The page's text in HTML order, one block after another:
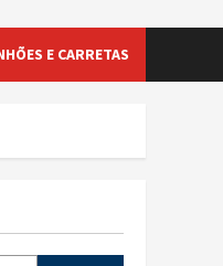
E CARRETAS